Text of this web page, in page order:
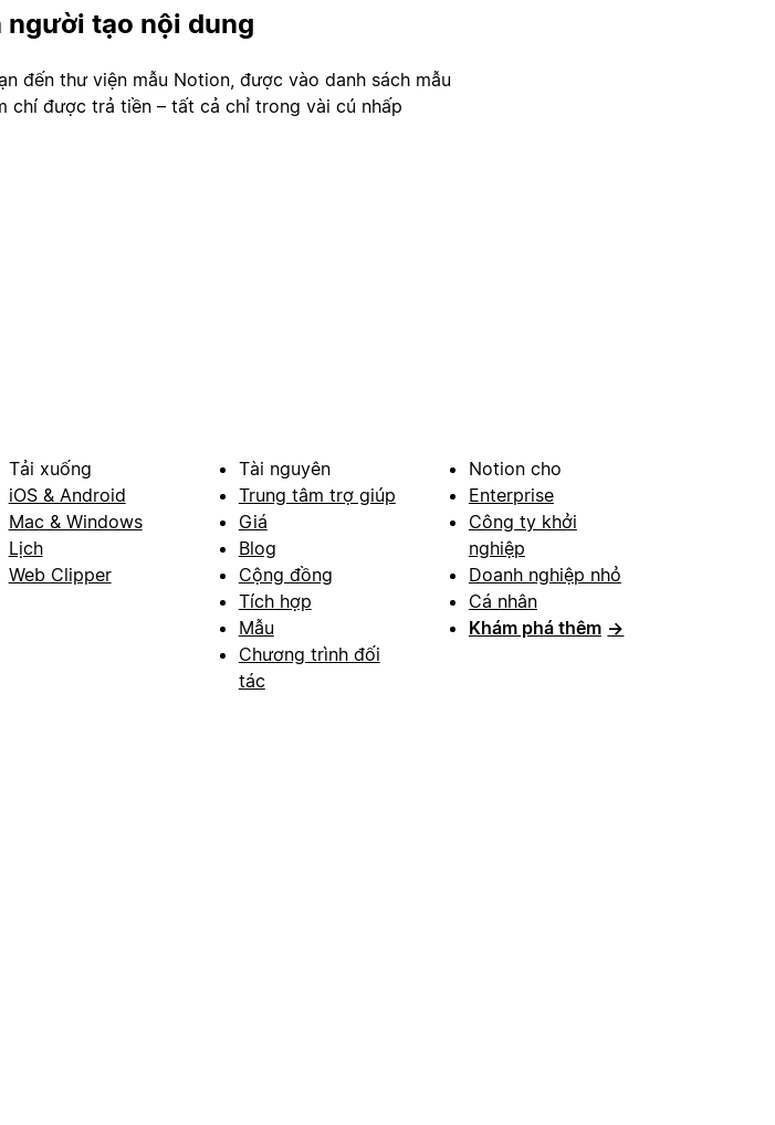
người tạo nội dung
đến thư viện mẫu Notion, được vào danh sách mẫu
chí được trả tiền – tất cả chỉ trong vài cú nhấp
Tải xuống
iOS & Android
Mac & Windows
Lịch
Web Clipper
Tài nguyên
Trung tâm trợ giúp
Giá
Blog
Cộng đồng
Tích hợp
Mẫu
Chương trình đối
tác
Notion cho
Enterprise
Công ty khởi
nghiệp
Doanh nghiệp nhỏ
Cá nhân
Khám phá thêm →